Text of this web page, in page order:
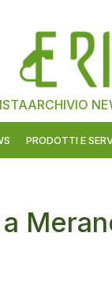
ARCHIVIO
PRODOTTI E